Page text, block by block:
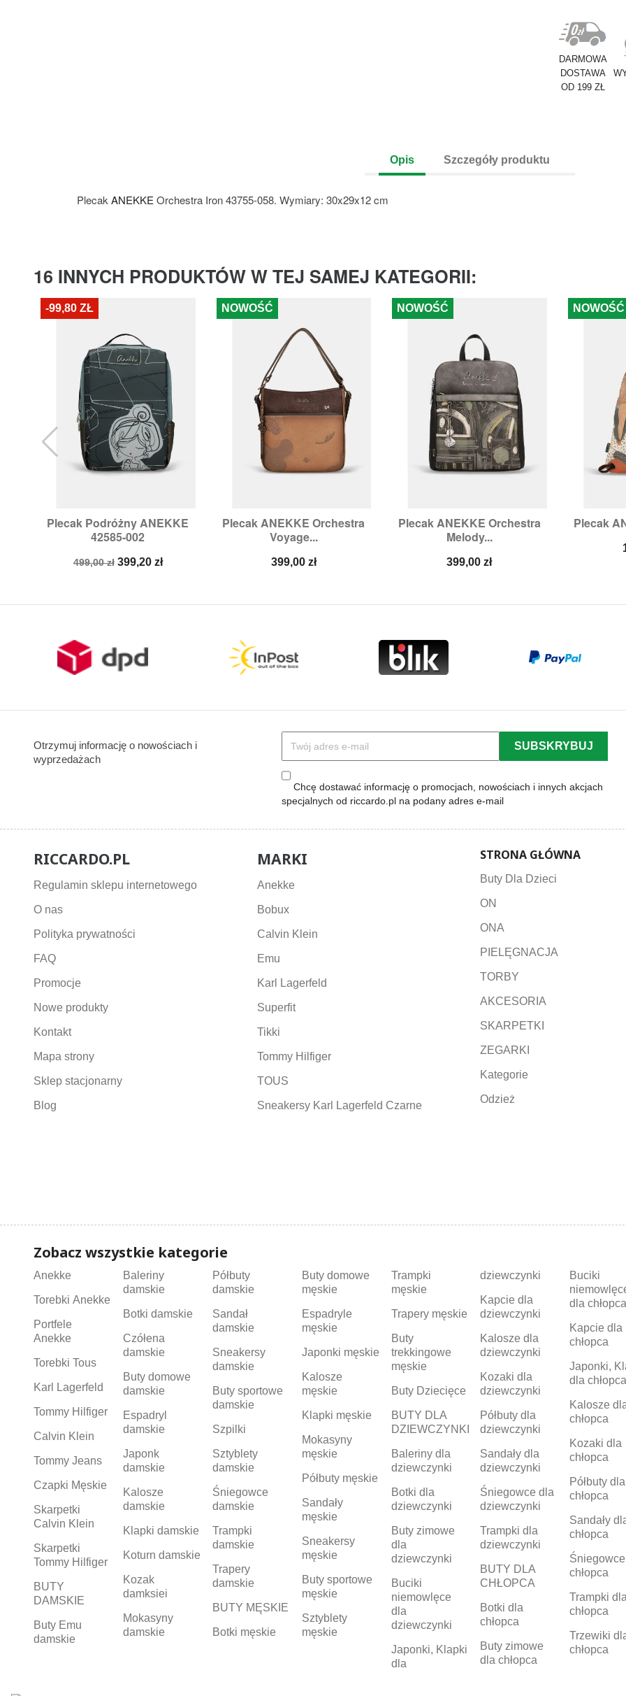
DARMOWA
DOSTAWA
OD 199 ZŁ
Opis Szczegóły produktu
Plecak ANEKKE Orchestra Iron 43755-058. Wymiary: 30x29x12 cm
16 INNYCH PRODUKTÓW W TEJ SAMEJ KATEGORII:
Plecak Podróżny ANEKKE
42585-002
Cena
499,00 zł Cena
399,20 zł
Szybki podgląd
-99,80 ZŁ
Plecak ANEKKE Orchestra
Voyage...
Cena
399,00 zł
Szybki podgląd
NOWOŚĆ
Plecak ANEKKE Orchestra
Melody...
Cena
399,00 zł
Szybki podgląd
NOWOŚĆ
Plecak

NOWOŚĆ
Otrzymuj informację o nowościach i
wyprzedażach
Chcę dostawać informację o promocjach, nowościach i innych akcjach
specjalnych od riccardo.pl na podany adres e-mail
RICCARDO.PL
Regulamin sklepu internetowego
O nas
Polityka prywatności
FAQ
Promocje
Nowe produkty
Kontakt
Mapa strony
Sklep stacjonarny
Blog
MARKI
Anekke
Bobux
Calvin Klein
Emu
Karl Lagerfeld
Superfit
Tikki
Tommy Hilfiger
TOUS
Sneakersy Karl Lagerfeld Czarne
STRONA GŁÓWNA
Buty Dla Dzieci
ON
ONA
PIELĘGNACJA
TORBY
AKCESORIA
SKARPETKI
ZEGARKI
Kategorie
Odzież
Zobacz wszystkie kategorie
Anekke
Torebki Anekke
Portfele
Anekke
Torebki Tous
Karl Lagerfeld
Tommy Hilfiger
Calvin Klein
Tommy Jeans
Czapki Męskie
Skarpetki
Calvin Klein
Skarpetki
Tommy Hilfiger
BUTY
DAMSKIE
Buty Emu
damskie
Baleriny
damskie
Botki damskie
Czółena
damskie
Buty domowe
damskie
Espadryl
damskie
Japonk
damskie
Kalosze
damskie
Klapki damskie
Koturn damskie
Kozak
damksiei
Mokasyny
damskie
Półbuty
damskie
Sandał
damskie
Sneakersy
damskie
Buty sportowe
damskie
Szpilki
Sztyblety
damskie
Śniegowce
damskie
Trampki
damskie
Trapery
damskie
BUTY MĘSKIE
Botki męskie
Buty domowe
męskie
Espadryle
męskie
Japonki męskie
Kalosze
męskie
Klapki męskie
Mokasyny
męskie
Półbuty męskie
Sandały
męskie
Sneakersy
męskie
Buty sportowe
męskie
Sztyblety
męskie
Trampki
męskie
Trapery męskie
Buty
trekkingowe
męskie
Buty Dziecięce
BUTY DLA
DZIEWCZYNKI
Baleriny dla
dziewczynki
Botki dla
dziewczynki
Buty zimowe
dla
dziewczynki
Buciki
niemowlęce
dla
dziewczynki
Japonki, Klapki
dla
dziewczynki
Kapcie dla
dziewczynki
Kalosze dla
dziewczynki
Kozaki dla
dziewczynki
Półbuty dla
dziewczynki
Sandały dla
dziewczynki
Śniegowce dla
dziewczynki
Trampki dla
dziewczynki
BUTY DLA
CHŁOPCA
Botki dla
chłopca
Buty zimowe
dla chłopca
Buciki
dla chłopca
Kapcie dla
chłopca
Japonki,
dla chłopca
Kalosze
chłopca
Kozaki dla
chłopca
Półbuty dla
chłopca
Sandały
chłopca
chłopca
Trampki
chłopca
Trzewiki
chłopca